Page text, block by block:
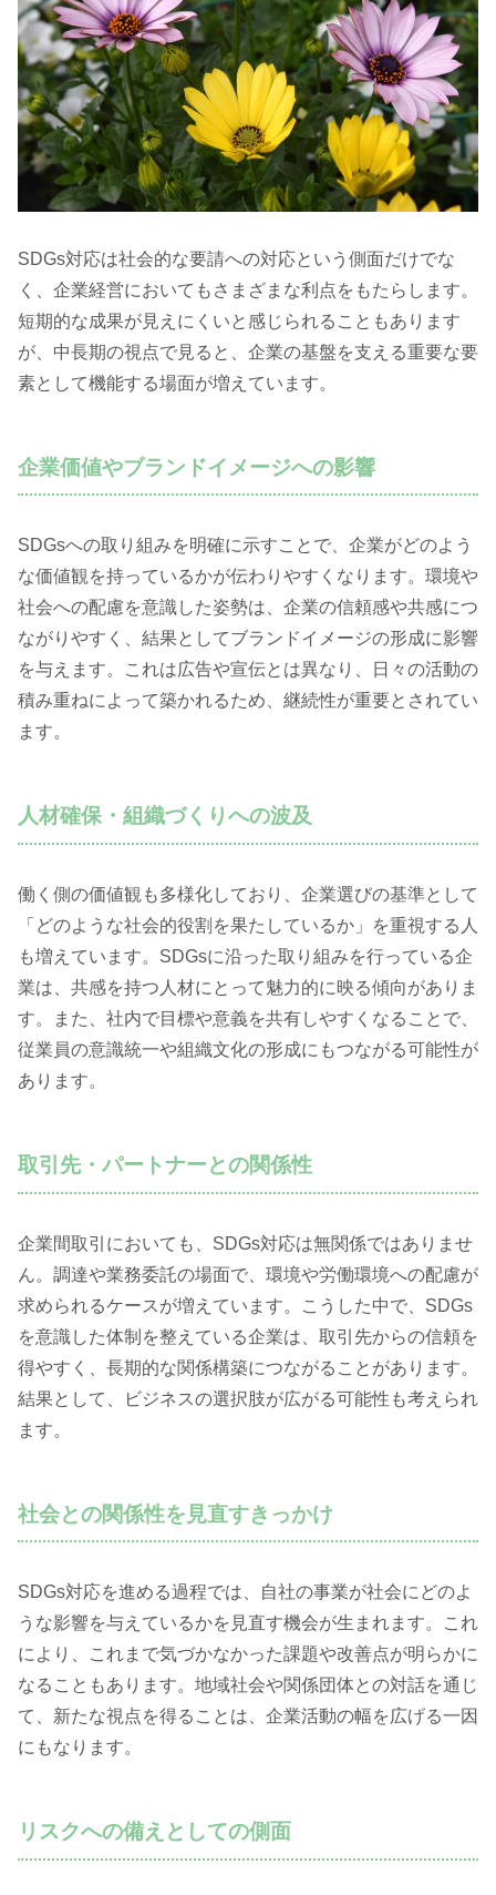
SDGs対応は社会的な要請への対応という側面だけでな
く、企業経営においてもさまざまな利点をもたらします。
短期的な成果が見えにくいと感じられることもあります
が、中長期の視点で見ると、企業の基盤を支える重要な要
素として機能する場面が増えています。
企業価値やブランドイメージへの影響
SDGsへの取り組みを明確に示すことで、企業がどのよう
な価値観を持っているかが伝わりやすくなります。環境や
社会への配慮を意識した姿勢は、企業の信頼感や共感につ
ながりやすく、結果としてブランドイメージの形成に影響
を与えます。これは広告や宣伝とは異なり、日々の活動の
積み重ねによって築かれるため、継続性が重要とされてい
ます。
人材確保・組織づくりへの波及
働く側の価値観も多様化しており、企業選びの基準として
「どのような社会的役割を果たしているか」を重視する人
も増えています。SDGsに沿った取り組みを行っている企
業は、共感を持つ人材にとって魅力的に映る傾向がありま
す。また、社内で目標や意義を共有しやすくなることで、
従業員の意識統一や組織文化の形成にもつながる可能性が
あります。
取引先・パートナーとの関係性
企業間取引においても、SDGs対応は無関係ではありませ
ん。調達や業務委託の場面で、環境や労働環境への配慮が
求められるケースが増えています。こうした中で、SDGs
を意識した体制を整えている企業は、取引先からの信頼を
得やすく、長期的な関係構築につながることがあります。
結果として、ビジネスの選択肢が広がる可能性も考えられ
ます。
社会との関係性を見直すきっかけ
SDGs対応を進める過程では、自社の事業が社会にどのよ
うな影響を与えているかを見直す機会が生まれます。これ
により、これまで気づかなかった課題や改善点が明らかに
なることもあります。地域社会や関係団体との対話を通じ
て、新たな視点を得ることは、企業活動の幅を広げる一因
にもなります。
リスクへの備えとしての側面